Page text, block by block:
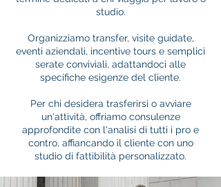
studio.
Organizziamo transfer, visite guidate,
eventi aziendali, incentive tours e semplici
serate conviviali, adattandoci alle
specifiche esigenze del cliente.
Per chi desidera trasferirsi o avviare
un'attività, offriamo consulenze
approfondite con l'analisi di tutti i pro e
contro, affiancando il cliente con uno
studio di fattibilità personalizzato.